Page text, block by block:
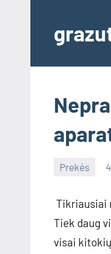
content
Prekės
Tikriausiai
Tiek daug
visai